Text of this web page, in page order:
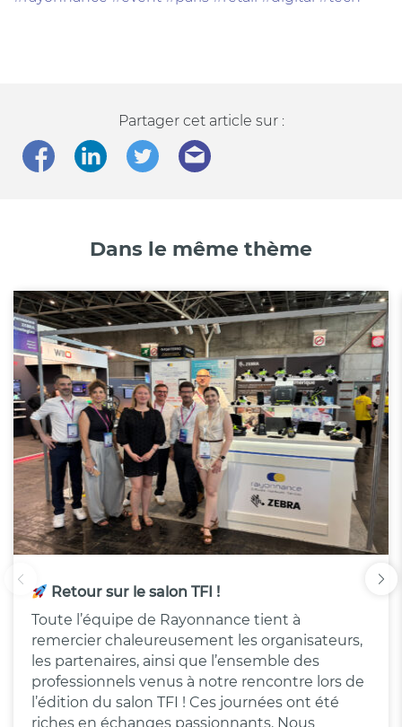
Partager cet article sur :
Dans le même thème
Retour sur le salon TFI !
Toute l’équipe de Rayonnance tient à
remercier chaleureusement les organisateurs,
les partenaires, ainsi que l’ensemble des
professionnels venus à notre rencontre lors de
l’édition du salon TFI ! Ces journées ont été
riches en échanges passionnants. Nous